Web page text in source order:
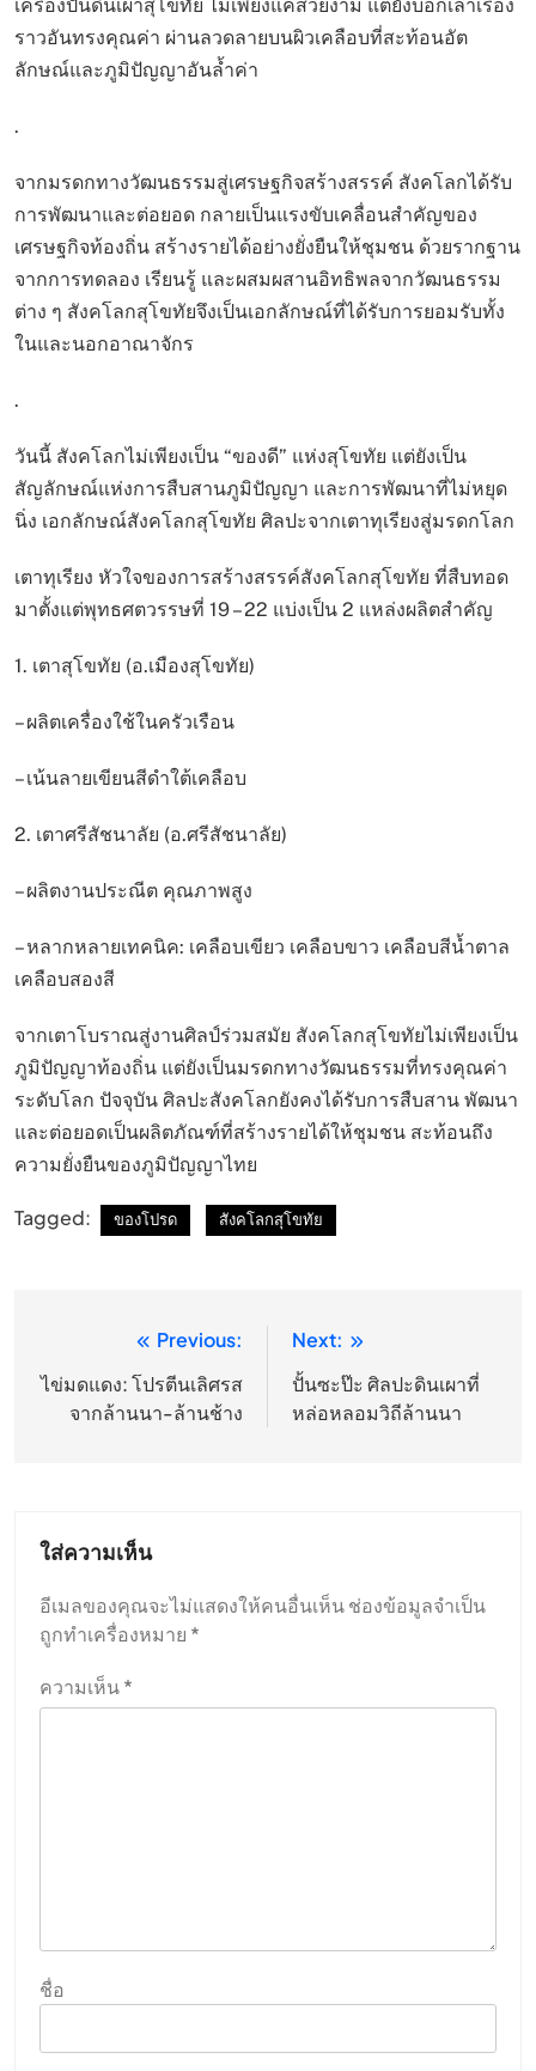
เครื่องปั้นดินเผาสุโขทัย ไม่เพียงแค่สวยงาม แต่ยังบอกเล่าเรื่อง
ราวอันทรงคุณค่า ผ่านลวดลายบนผิวเคลือบที่สะท้อนอัต
ลักษณ์และภูมิปัญญาอันล้ำค่า
.
จากมรดกทางวัฒนธรรมสู่เศรษฐกิจสร้างสรรค์ สังคโลกได้รับ
การพัฒนาและต่อยอด กลายเป็นแรงขับเคลื่อนสำคัญของ
เศรษฐกิจท้องถิ่น สร้างรายได้อย่างยั่งยืนให้ชุมชน ด้วยรากฐาน
จากการทดลอง เรียนรู้ และผสมผสานอิทธิพลจากวัฒนธรรม
ต่าง ๆ สังคโลกสุโขทัยจึงเป็นเอกลักษณ์ที่ได้รับการยอมรับทั้ง
ในและนอกอาณาจักร
.
วันนี้ สังคโลกไม่เพียงเป็น “ของดี” แห่งสุโขทัย แต่ยังเป็น
สัญลักษณ์แห่งการสืบสานภูมิปัญญา และการพัฒนาที่ไม่หยุด
นิ่ง เอกลักษณ์สังคโลกสุโขทัย ศิลปะจากเตาทุเรียงสู่มรดกโลก
เตาทุเรียง หัวใจของการสร้างสรรค์สังคโลกสุโขทัย ที่สืบทอด
มาตั้งแต่พุทธศตวรรษที่ 19 – 22 แบ่งเป็น 2 แหล่งผลิตสำคัญ
1. เตาสุโขทัย (อ.เมืองสุโขทัย)
– ผลิตเครื่องใช้ในครัวเรือน
– เน้นลายเขียนสีดำใต้เคลือบ
2. เตาศรีสัชนาลัย (อ.ศรีสัชนาลัย)
– ผลิตงานประณีต คุณภาพสูง
– หลากหลายเทคนิค: เคลือบเขียว เคลือบขาว เคลือบสีน้ำตาล
เคลือบสองสี
จากเตาโบราณสู่งานศิลป์ร่วมสมัย สังคโลกสุโขทัยไม่เพียงเป็น
ภูมิปัญญาท้องถิ่น แต่ยังเป็นมรดกทางวัฒนธรรมที่ทรงคุณค่า
ระดับโลก ปัจจุบัน ศิลปะสังคโลกยังคงได้รับการสืบสาน พัฒนา
และต่อยอดเป็นผลิตภัณฑ์ที่สร้างรายได้ให้ชุมชน สะท้อนถึง
ความยั่งยืนของภูมิปัญญาไทย
Tagged: ของโปรด สังคโลกสุโขทัย
แนะแนว
เรื่อง
Previous:
ไข่มดแดง: โปรตีนเลิศรส
จากล้านนา-ล้านช้าง
Next:
ปั้นซะป๊ะ ศิลปะดินเผาที่
หล่อหลอมวิถีล้านนา
ใส่ความเห็น
อีเมลของคุณจะไม่แสดงให้คนอื่นเห็นช่องข้อมูลจำเป็น
ถูกทำเครื่องหมาย *
ความเห็น*
ชื่อ